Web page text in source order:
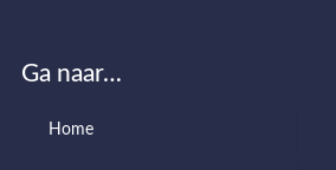
Ga naar…
Home